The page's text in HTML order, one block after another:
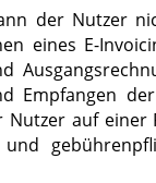
der Nutzer
eines E-
Empfangen
auf
Geld